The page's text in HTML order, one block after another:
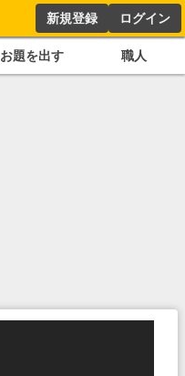
新規登録 ログイン
お題を出す 職人